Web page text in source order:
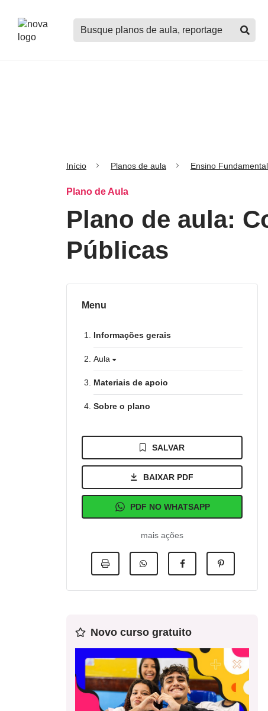
Buscar
planos
Início Planos de aula Ensino Fundamental
Plano de Aula
Plano de aula:
Públicas
Menu
Informações gerais
Aula
Materiais de apoio
Sobre o plano
SALVAR
BAIXAR PDF
PDF NO WHATSAPP
mais ações
Novo curso gratuito